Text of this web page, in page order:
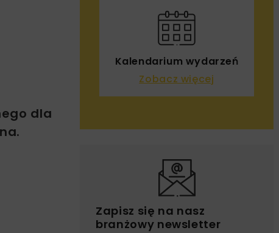
dla
Kalendarium wydarzeń
Zobacz więcej
Zapisz się na nasz
branżowy newsletter